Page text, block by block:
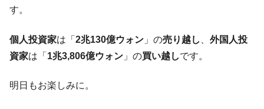
ャンペーン」⇒ あの名物教授も登場！
ぎ」では。
『Money1』
韓国鉄鋼最大手『POSCO』ズブズブ沈む。
『Money1』
米国下院「韓国の公務員個人をターゲット
す。
個人投資家は「 2兆130億ウォン 」の売り越し
外国人投
資家は「 1兆3,806億ウォン 」の買い越しです。
明日もお楽しみに。